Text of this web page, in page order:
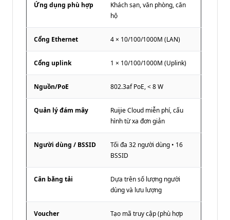
Ứng dụng phù hợp
Khách sạn, văn phòng, căn
hộ
Cổng Ethernet 4 × 10/100/1000M (LAN)
Cổng uplink 1 × 10/100/1000M (Uplink)
Nguồn/PoE 802.3af PoE, < 8 W
Quản lý đám mây
Ruijie Cloud miễn phí, cấu
hình từ xa đơn giản
Người dùng / BSSID
Tối đa 32 người dùng • 16
BSSID
Cân bằng tải
Dựa trên số lượng người
dùng và lưu lượng
Voucher
Tạo mã truy cập (phù hợp